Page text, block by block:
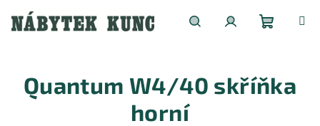
obsah
košík
Quantum W4/40 skříňka
horní